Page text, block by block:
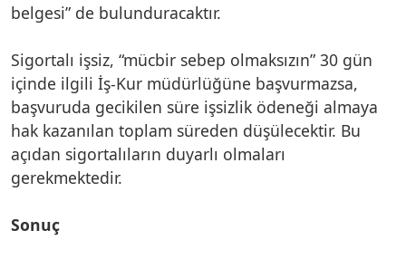
belgesi” de bulunduracaktır.
Sigortalı işsiz, “mücbir sebep olmaksızın” 30 gün
içinde ilgili İş-Kur müdürlüğüne başvurmazsa,
başvuruda gecikilen süre işsizlik ödeneği almaya
hak kazanılan toplam süreden düşülecektir. Bu
açıdan sigortalıların duyarlı olmaları
gerekmektedir.
Sonuç